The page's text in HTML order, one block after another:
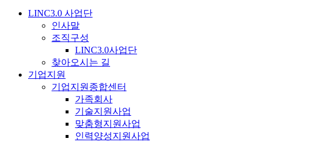
LINC3.0 사업단
인사말
조직구성
LINC3.0사업단
찾아오시는 길
기업지원
기업지원종합센터
가족회사
기술지원사업
맞춤형지원사업
인력양성지원사업